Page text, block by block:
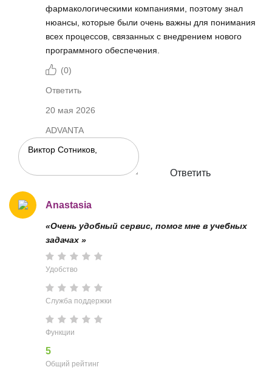
фармакологическими компаниями, поэтому знал
нюансы, которые были очень важны для понимания
всех процессов, связанных с внедрением нового
программного обеспечения.
(0)
Ответить
20 мая 2026
ADVANTA
Ответить
Anastasia
«Очень удобный сервис, помог мне в учебных
задачах »
Удобство
Служба поддержки
Функции
5
Общий рейтинг